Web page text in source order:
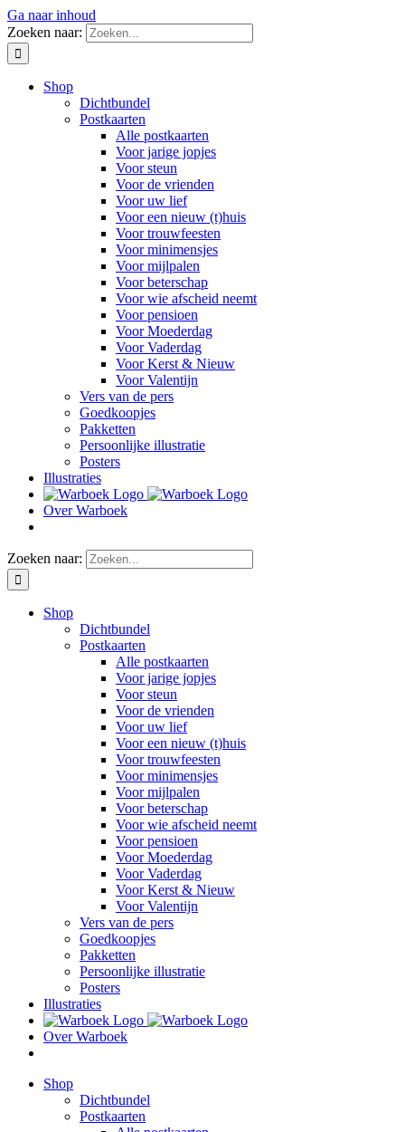
Ga naar inhoud
Zoeken naar:
Shop
Dichtbundel
Postkaarten
Alle postkaarten
Voor jarige jopjes
Voor steun
Voor de vrienden
Voor uw lief
Voor een nieuw (t)huis
Voor trouwfeesten
Voor minimensjes
Voor mijlpalen
Voor beterschap
Voor wie afscheid neemt
Voor pensioen
Voor Moederdag
Voor Vaderdag
Voor Kerst & Nieuw
Voor Valentijn
Vers van de pers
Goedkoopjes
Pakketten
Persoonlijke illustratie
Posters
Illustraties
Over Warboek
Zoeken naar:
Shop
Dichtbundel
Postkaarten
Alle postkaarten
Voor jarige jopjes
Voor steun
Voor de vrienden
Voor uw lief
Voor een nieuw (t)huis
Voor trouwfeesten
Voor minimensjes
Voor mijlpalen
Voor beterschap
Voor wie afscheid neemt
Voor pensioen
Voor Moederdag
Voor Vaderdag
Voor Kerst & Nieuw
Voor Valentijn
Vers van de pers
Goedkoopjes
Pakketten
Persoonlijke illustratie
Posters
Illustraties
Over Warboek
Shop
Dichtbundel
Postkaarten